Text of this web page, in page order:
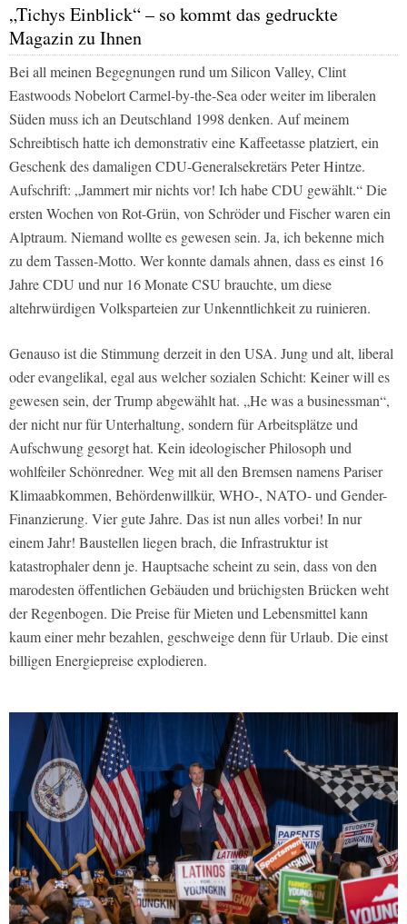
„Tichys Einblick“ – so kommt das gedruckte
Magazin zu Ihnen
Bei all meinen Begegnungen rund um Silicon Valley, Clint
Eastwoods Nobelort Carmel-by-the-Sea oder weiter im liberalen
Süden muss ich an Deutschland 1998 denken. Auf meinem
Schreibtisch hatte ich demonstrativ eine Kaffeetasse platziert, ein
Geschenk des damaligen CDU-Generalsekretärs Peter Hintze.
Aufschrift: „Jammert mir nichts vor! Ich habe CDU gewählt.“ Die
ersten Wochen von Rot-Grün, von Schröder und Fischer waren ein
Alptraum. Niemand wollte es gewesen sein. Ja, ich bekenne mich
zu dem Tassen-Motto. Wer konnte damals ahnen, dass es einst 16
Jahre CDU und nur 16 Monate CSU brauchte, um diese
altehrwürdigen Volksparteien zur Unkenntlichkeit zu ruinieren.
Genauso ist die Stimmung derzeit in den USA. Jung und alt, liberal
oder evangelikal, egal aus welcher sozialen Schicht: Keiner will es
gewesen sein, der Trump abgewählt hat. „He was a businessman“,
der nicht nur für Unterhaltung, sondern für Arbeitsplätze und
Aufschwung gesorgt hat. Kein ideologischer Philosoph und
wohlfeiler Schönredner. Weg mit all den Bremsen namens Pariser
Klimaabkommen, Behördenwillkür, WHO-, NATO- und Gender-
Finanzierung. Vier gute Jahre. Das ist nun alles vorbei! In nur
einem Jahr! Baustellen liegen brach, die Infrastruktur ist
katastrophaler denn je. Hauptsache scheint zu sein, dass von den
marodesten öffentlichen Gebäuden und brüchigsten Brücken weht
der Regenbogen. Die Preise für Mieten und Lebensmittel kann
kaum einer mehr bezahlen, geschweige denn für Urlaub. Die einst
billigen Energiepreise explodieren.